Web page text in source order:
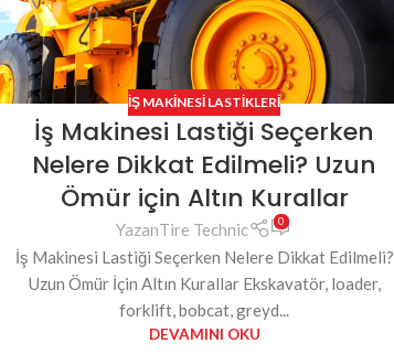
İŞ MAKINESI LASTIKLERI
İş Makinesi Lastiği Seçerken
Nelere Dikkat Edilmeli? Uzun
Ömür için Altın Kurallar
YazanTire Technic 0
İş Makinesi Lastiği Seçerken Nelere Dikkat Edilmeli?
Uzun Ömür İçin Altın Kurallar Ekskavatör, loader,
forklift, bobcat, greyd...
DEVAMINI OKU